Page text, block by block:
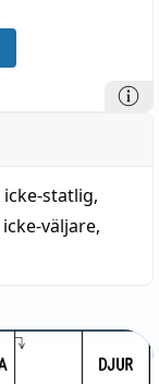
icke-statlig,
icke-väljare,